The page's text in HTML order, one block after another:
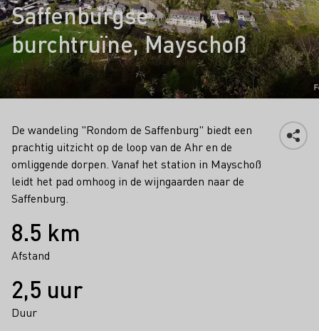
Saffenburgse
burchtruïne, Mayschoß
De wandeling "Rondom de Saffenburg" biedt een
prachtig uitzicht op de loop van de Ahr en de
omliggende dorpen. Vanaf het station in Mayschoß
leidt het pad omhoog in de wijngaarden naar de
Saffenburg.
Feiten
8.5 km
Afstand
2,5 uur
Duur